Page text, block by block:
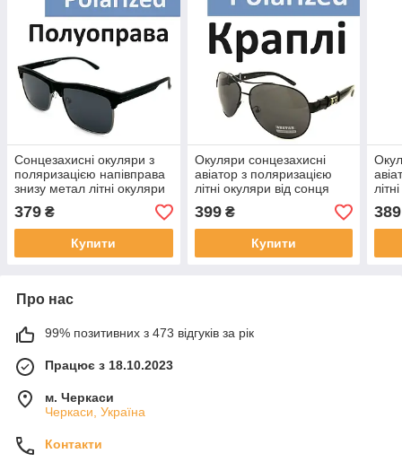
Сонцезахисні окуляри з
поляризацією напівправа
знизу метал літні окуляри
від сонця дуже темні Чорні
379 ₴
Купити
Окуляри сонцезахисні
авіатор з поляризацією
літні окуляри від сонця
легкі та міцні Чорні
399₴
Купити
389
Про нас
99% позитивних з 473 відгуків за рік
Працює з 18.10.2023
м. Черкаси
Черкаси, Україна
Контакти